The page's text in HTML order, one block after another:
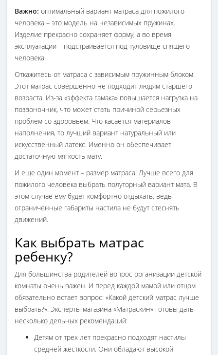
Важно: оптимальный вариант матраса для пожилого
человека – это модель на независимых пружинах.
Изделие прекрасно сохраняет форму, а во время
эксплуатации – подстраивается под туловище спящего
человека.
Откажитесь от матраса с зависимым пружинным блоком.
Этот матрас совершенно не подходит людям старшего
возраста. Из-за «эффекта гамака» повышается нагрузка на
позвоночник, что может стать причиной серьезных
проблем со здоровьем. Что касается материалов
наполнения, то лучший вариант натуральный или
искусственный латекс. Именно он обеспечивает
достаточную мягкость мату.
И еще один момент – размер матраса. Лучше всего для
пожилого человека выбрать полуторный вариант мата. В
этом случае ему будет комфортно отдыхать, ведь
ограниченные габариты настила не будут стеснять
движений.
Как выбрать матрас
ребенку?
Для большинства родителей вопрос организации детской
комнаты очень важен. И перед каждой мамой или отцом
обязательно встает вопрос: «Какой детский матрас лучше
выбрать?». Эксперты магазина «Матраскин» готовы дать
несколько дельных рекомендаций:
Детям от трех лет прекрасно подходят настилы
средней жесткости. Они обладают высокой